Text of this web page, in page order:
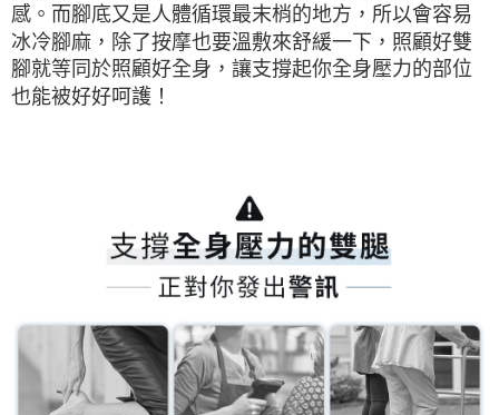
感。而腳底又是人體循環最末梢的地方，所以會容易
冰冷腳麻，除了按摩也要溫敷來舒緩一下，照顧好雙
腳就等同於照顧好全身，讓支撐起你全身壓力的部位
也能被好好呵護！